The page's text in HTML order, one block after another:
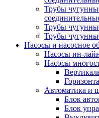
Трубы
Трубы
Трубы
Насосы и насосное
Насосы ин-
Насосы
Автоматика и
Блок
Блок